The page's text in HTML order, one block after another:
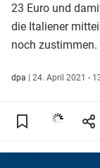
23 Euro und
die Italiener
noch zustimmen.
dpa | 24. April 2021 -